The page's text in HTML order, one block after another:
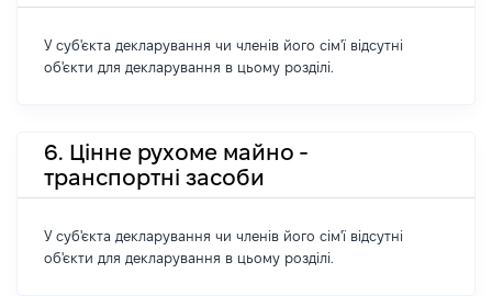
У суб'єкта декларування чи членів його сім'ї відсутні
об'єкти для декларування в цьому розділі.
6. Цінне рухоме майно -
транспортні засоби
У суб'єкта декларування чи членів його сім'ї відсутні
об'єкти для декларування в цьому розділі.